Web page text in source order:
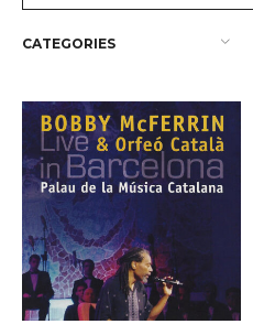
CATEGORIES